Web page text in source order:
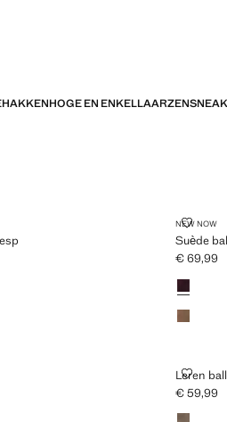
HOGE EN ENKELLAARZEN
GESP NEW NOW
Suède
Huidige
€ 69,99
Kleuren
Leren
Huidige
€ 59,99
Kleuren